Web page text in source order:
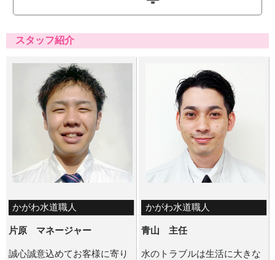
スタッフ紹介
かがわ水道職人
片原 マネージャー
誠心誠意込めてお客様に寄り
かがわ水道職人
青山 主任
水のトラブルは生活に大きな